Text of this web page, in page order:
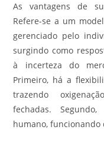
As vantagens de
Refere-se a um
gerenciado pelo
surgindo como
à incerteza do
Primeiro, há a
trazendo
fechadas.
humano,